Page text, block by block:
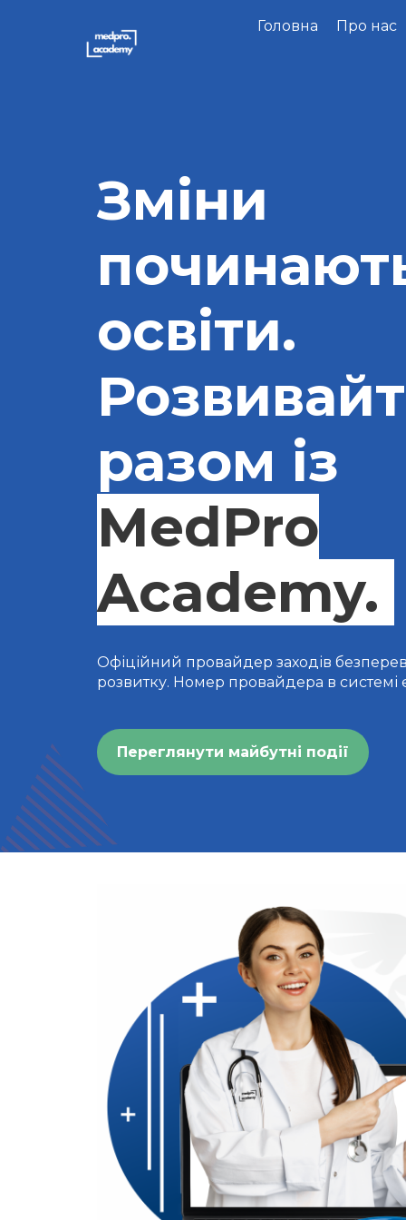
Головна Про нас
Зміни
освіти.
разом із
MedPro
Academy.
Офіційний провайдер заходів
розвитку. Номер провайдера в системі
Переглянути майбутні події